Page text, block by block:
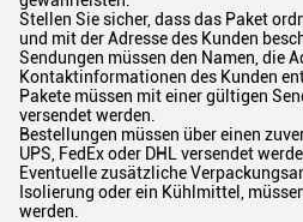
Stellen Sie sicher, dass das Paket
und mit der Adresse des Kunden
Sendungen müssen den Namen, die
Kontaktinformationen des Kunden
Pakete müssen mit einer gültigen
versendet werden.
Bestellungen müssen über einen
UPS, FedEx oder DHL versendet
Eventuelle zusätzliche
Isolierung oder ein Kühlmittel,
werden.